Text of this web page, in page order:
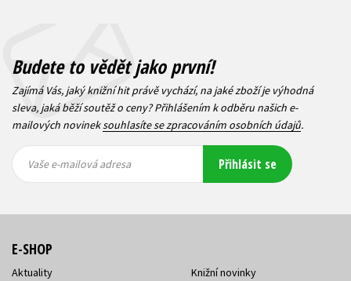
Budete to vědět jako první!
Zajímá Vás, jaký knižní hit právě vychází, na jaké zboží je výhodná
sleva, jaká běží soutěž o ceny? Přihlášením k odběru našich e-
mailových novineksouhlasíte se zpracováním osobních údajů.
mailová
mailová
Vaše e-mailová adresa Přihlásit se
E-SHOP
Aktuality
Knižní novinky